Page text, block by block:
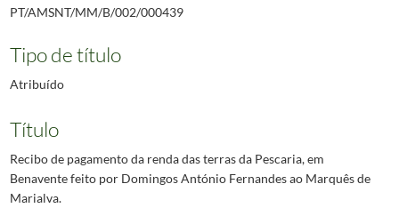
PT/AMSNT/MM/B/002/000439
Tipo de título
Atribuído
Título
Recibo de pagamento da renda das terras da Pescaria, em
Benavente feito por Domingos António Fernandes ao Marquês de
Marialva.